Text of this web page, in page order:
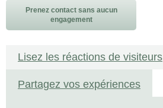
Prenez contact sans aucun
engagement
Lisez les réactions de visiteurs
Partagez vos expériences